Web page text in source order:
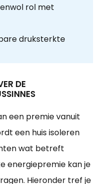
rol met
druksterkte
DE
een premie vanuit
een huis isoleren
wat betreft
energiepremie kan je
Hieronder tref je